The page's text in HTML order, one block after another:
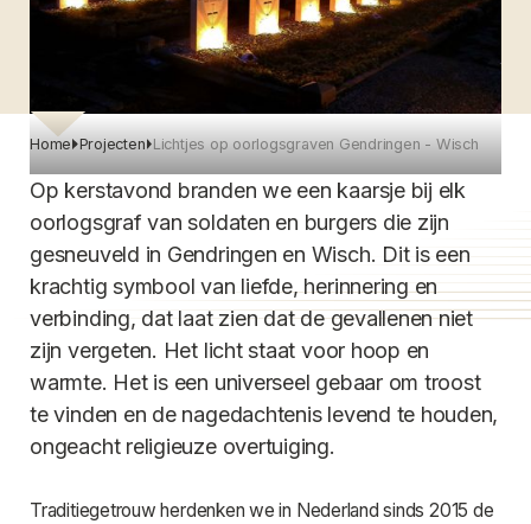
Home Projecten Lichtjes op oorlogsgraven Gendringen - Wisch
Op kerstavond branden we een kaarsje bij elk
oorlogsgraf van soldaten en burgers die zijn
gesneuveld in Gendringen en Wisch. Dit is een
krachtig symbool van liefde, herinnering en
verbinding, dat laat zien dat de gevallenen niet
zijn vergeten. Het licht staat voor hoop en
warmte. Het is een universeel gebaar om troost
te vinden en de nagedachtenis levend te houden,
ongeacht religieuze overtuiging.
Traditiegetrouw herdenken we in Nederland sinds 2015 de